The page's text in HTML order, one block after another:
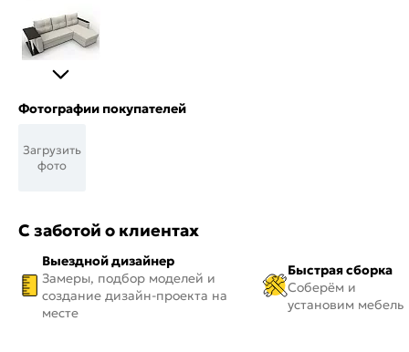
Фотографии покупателей
Загрузить
фото
С заботой о клиентах
Выездной дизайнер
Замеры, подбор моделей и
создание дизайн-проекта на
месте
Быстрая сборка
Соберём и
установим мебель